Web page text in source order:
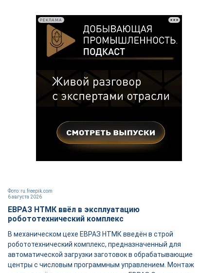
6 августа 2026
Фото: ru.freepik.com
ЕВРАЗ НТМК ввёл в эксплуатацию
робототехнический комплекс
В механическом цехе ЕВРАЗ НТМК введён в строй
робототехнический комплекс, предназначенный для
автоматической загрузки заготовок в обрабатывающие
центры с числовым программным управлением. Монтаж
РЕКЛАМА